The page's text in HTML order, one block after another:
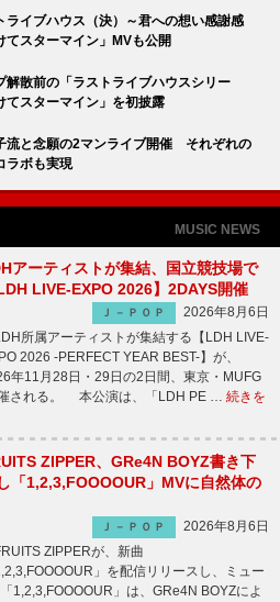
イブハウス（決）～君への想い感謝感
スターマイン」MVも公開
散前の「ラストライブハウスシリー
スターマイン」を初披露
流と念願の2マンライブ開催 それぞれの
ラボも実現
MUSIC NEWS
アーティストが集結、国立競技場で
LDH LIVE-EXPO 2026】2DAYS開催
Ｊ－ＰＯＰ
2026年8月6日
所属アーティストが集結する【LDH LIVE-
2026 -PERFECT YEAR BEST-】が、
年11月28日・29日の2日間、東京・MUFG
される。 本公演は、「LDH PE … 続きを
ZIPPER、GRe4N BOYZ書き下
「1,2,3,FOOOOUR」MVに自然体の
Ｊ－ＰＯＰ
2026年8月6日
ZIPPERが、新曲
」を配信リリースし、ミュー
」は、GRe4N BOYZによ